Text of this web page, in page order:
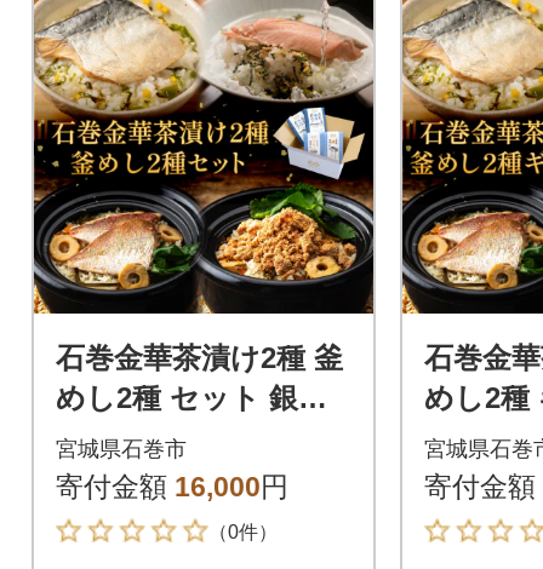
石巻金華茶漬け2種 釜
めし2種 セット 銀鮭
さば 鯛 たらこ お茶漬
け 茶漬け 釜めし 釜飯
宮城県石巻市
寄付金額 16,000円
（0件）
石巻金
めし2種
銀鮭 さ
お茶漬
しの素
宮城県石巻
寄付金額